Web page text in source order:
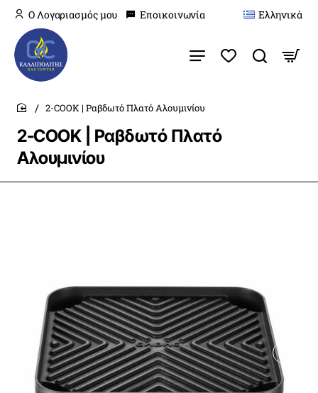
O Λογαριασμός μου Εποικοινωνία Ελληνικά
2-COOK | Ραβδωτό Πλατό
Αλουμινίου
home
2-COOK | Ραβδωτό Πλατό Αλουμινίου